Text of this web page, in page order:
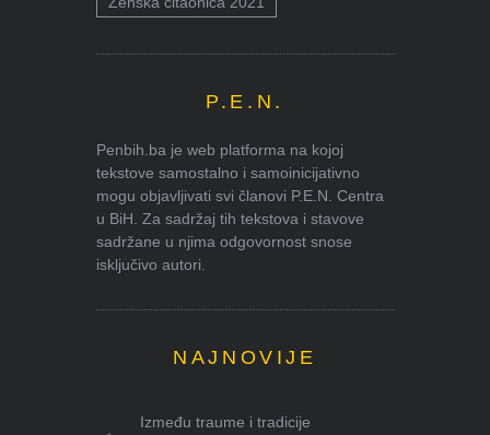
P.E.N.
Penbih.ba je web platforma na kojoj
tekstove samostalno i samoinicijativno
mogu objavljivati svi članovi P.E.N. Centra
u BiH. Za sadržaj tih tekstova i stavove
sadržane u njima odgovornost snose
isključivo autori.
NAJNOVIJE
Između traume i tradicije